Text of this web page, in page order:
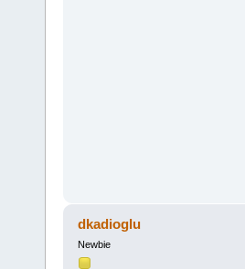
dkadioglu
Newbie